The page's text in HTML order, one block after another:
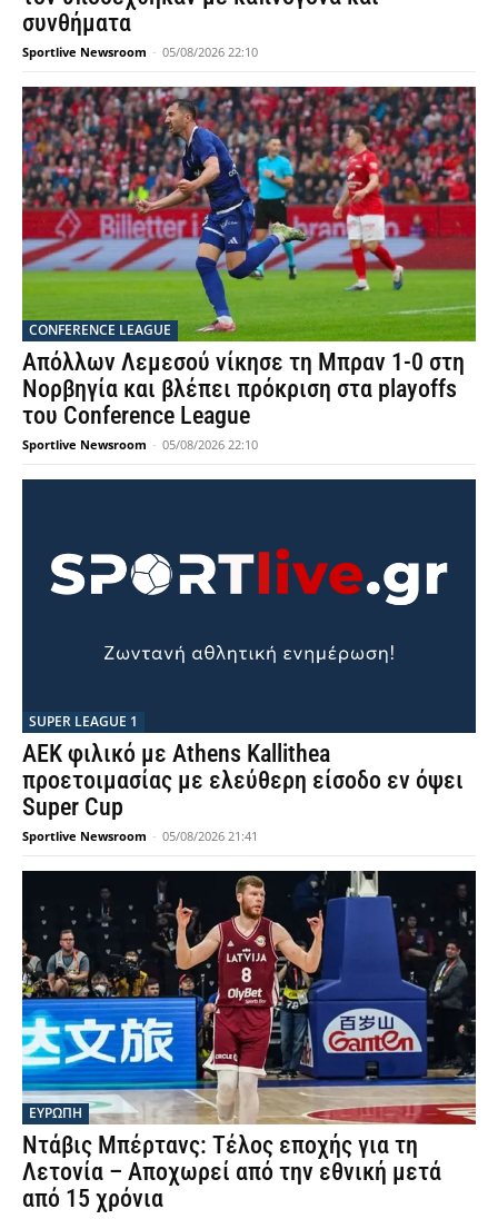
συνθήματα
Sportlive Newsroom - 05/08/2026 22:10
CONFERENCE LEAGUE
Απόλλων Λεμεσού νίκησε τη Μπραν 1-0 στη
Νορβηγία και βλέπει πρόκριση στα playoffs
του Conference League
Sportlive Newsroom - 05/08/2026 22:10
SUPER LEAGUE 1
AEK φιλικό με Athens Kallithea
προετοιμασίας με ελεύθερη είσοδο εν όψει
Super Cup
Sportlive Newsroom - 05/08/2026 21:41
ΕΥΡΩΠΗ
Ντάβις Μπέρτανς: Τέλος εποχής για τη
Λετονία – Αποχωρεί από την εθνική μετά
από 15 χρόνια